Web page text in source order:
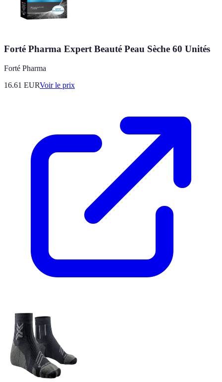
Forté Pharma Expert Beauté Peau Sèche 60 Unités
Forté Pharma
16.61 EURVoir le prix